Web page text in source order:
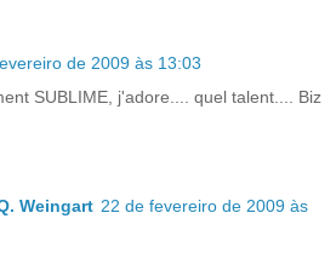
de 2009 às 13:03
SUBLIME, j'adore.... quel talent.... Biz
Weingart 22 de fevereiro de 2009 às